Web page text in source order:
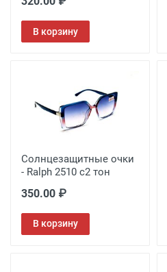
В корзину
Солнцезащитные очки
- Ralph 2510 с2 тон
350.00 ₽
В корзину